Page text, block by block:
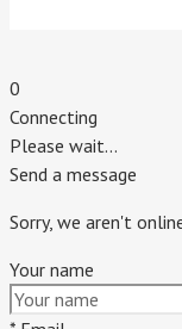
0
Connecting
Please wait...
Send a message
Sorry, we aren't
Your name